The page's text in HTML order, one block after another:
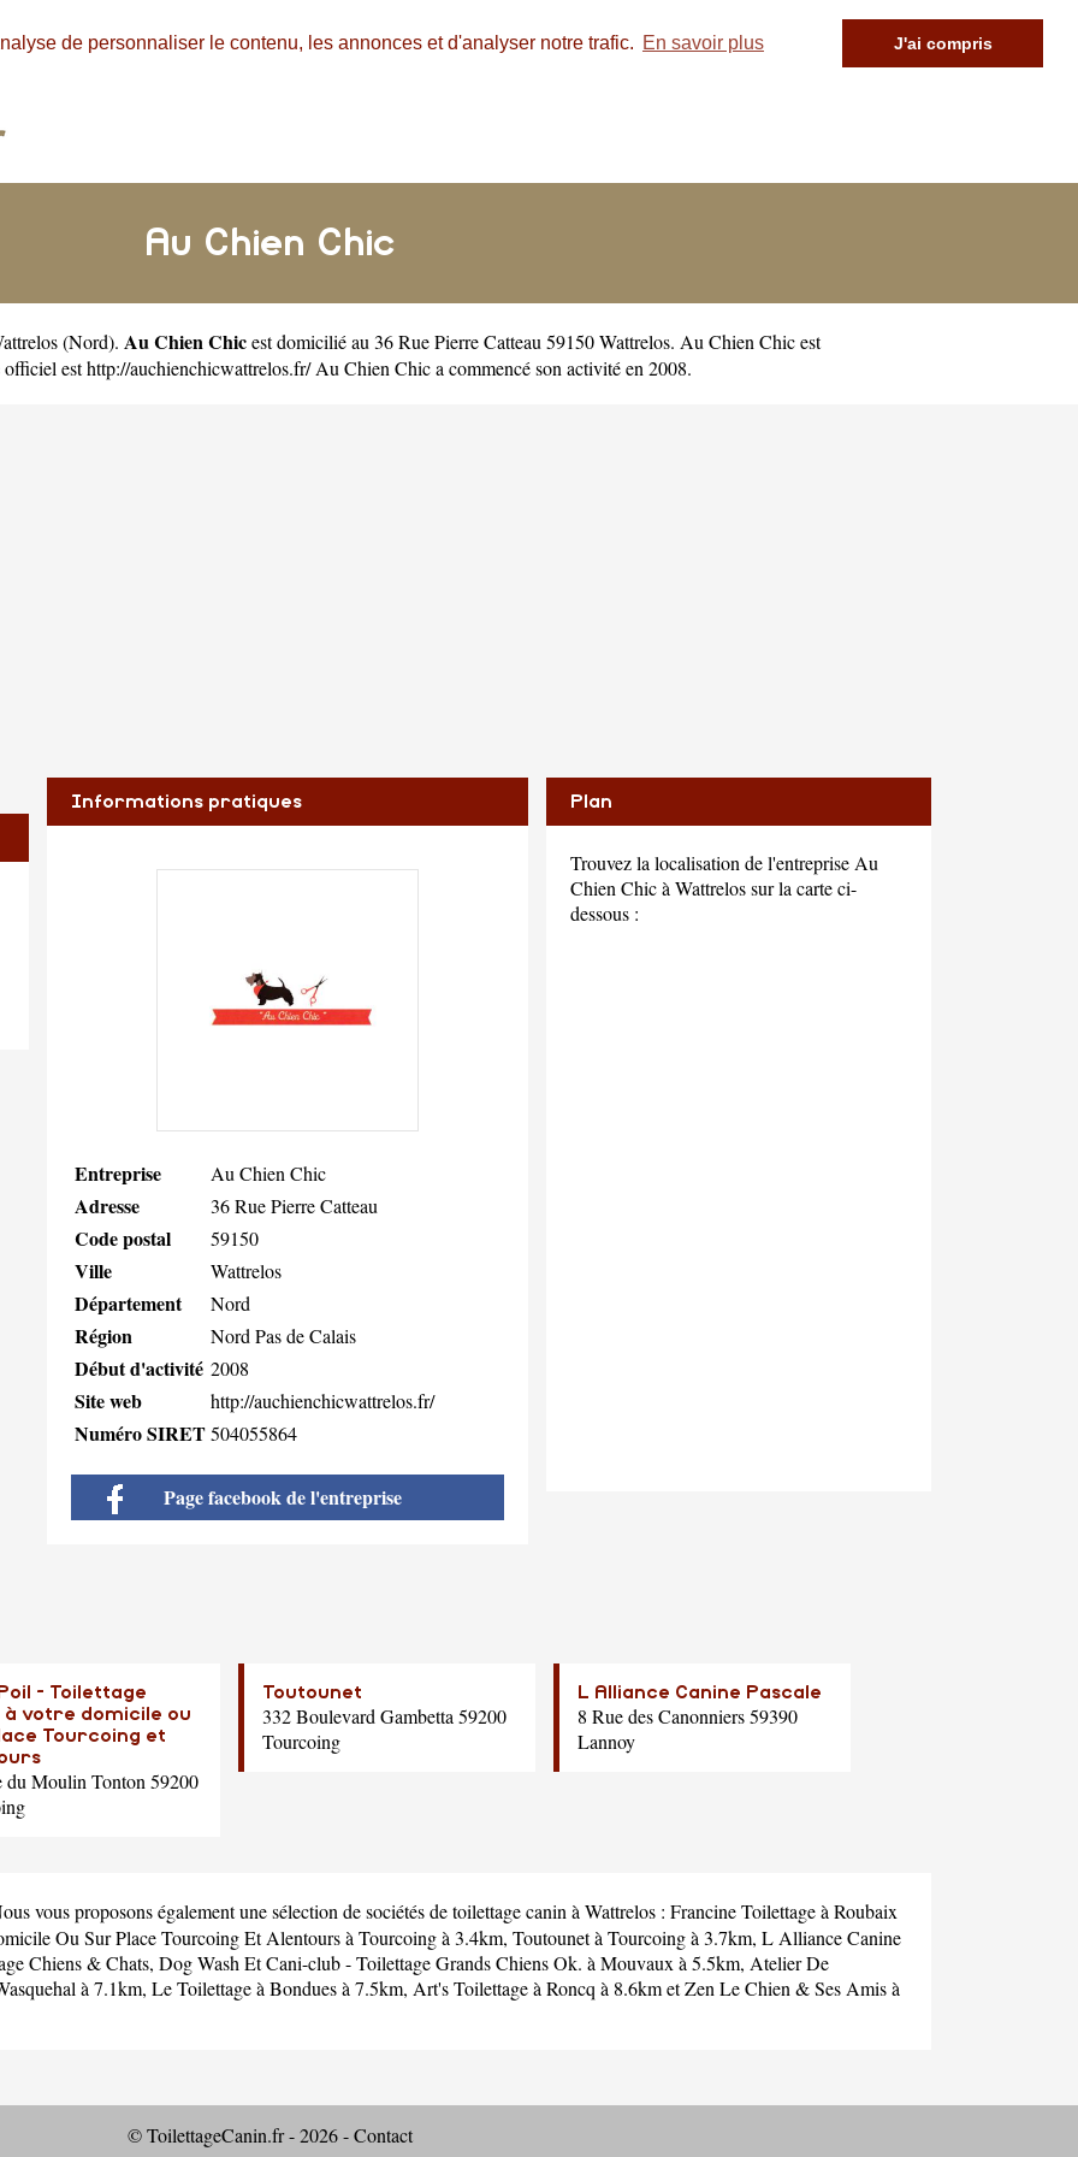
de personnaliser le contenu, les annonces et d'analyser notre trafic. En savoir plus J'ai compris
Au Chien Chic
(Nord). Au Chien Chicest domicilié au 36 Rue Pierre Catteau 59150 Wattrelos. Au Chien Chic est
officiel esthttp://auchienchicwattrelos.fr/Au Chien Chic a commencé son activité en 2008.
Informations pratiques
Entreprise Au Chien Chic
Adresse 36 Rue Pierre Catteau
Code postal 59150
Ville Wattrelos
Département Nord
Région Nord Pas de Calais
Début d'activité 2008
Site web http://auchienchicwattrelos.fr/
Numéro SIRET504055864
Page facebook de l'entreprise
Plan
Trouvez la localisation de l'entreprise Au
Chien Chic à Wattrelos sur la carte ci-
dessous :
- Toilettage
à votre domicile ou
Tourcoing et
du Moulin Tonton 59200
Toutounet
332 Boulevard Gambetta 59200
Tourcoing
L Alliance Canine Pascale
8 Rue des Canonniers 59390
Lannoy
vous proposons également une sélection de sociétés de toilettage canin à Wattrelos : Francine Toilettageà Roubaix
Ou Sur Place Tourcoing Et Alentoursà Tourcoing à 3.4km, Toutounetà Tourcoing à 3.7km, L Alliance Canine
Chiens & Chats, Dog Wash Et Cani-club - Toilettage Grands Chiens Ok. à Mouvaux à 5.5km, Atelier De
à 7.1km, Le Toilettageà Bondues à 7.5km, Art's Toilettageà Roncq à 8.6km etZen Le Chien & Ses Amisà
© ToilettageCanin.fr - 2026 -Contact